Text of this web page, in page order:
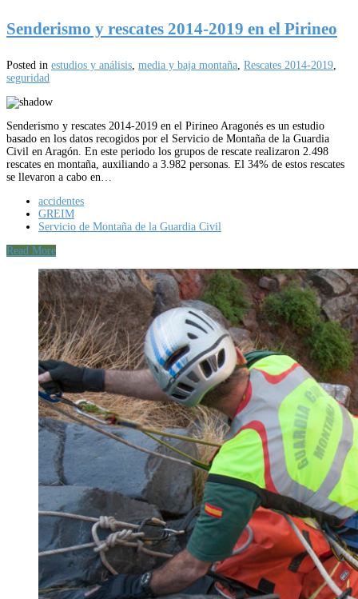
Senderismo y rescates 2014-2019 en el Pirineo
Posted in estudios y análisis, media y baja montaña, Rescates 2014-2019,
seguridad
Senderismo y rescates 2014-2019 en el Pirineo Aragonés es un estudio
basado en los datos recogidos por el Servicio de Montaña de la Guardia
Civil en Aragón. En este periodo los grupos de rescate realizaron 2.498
rescates en montaña, auxiliando a 3.982 personas. El 34% de estos rescates
se llevaron a cabo en…
accidentes
GREIM
Servicio de Montaña de la Guardia Civil
Read More